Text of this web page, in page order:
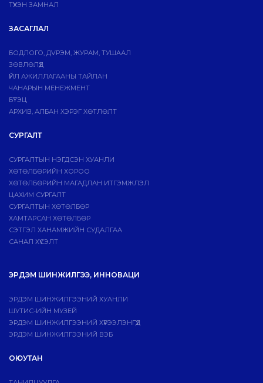
ТҮҮХЭН ЗАМНАЛ
ЗАСАГЛАЛ
БОДЛОГО, ДVРЭМ, ЖУРАМ, ТУШААЛ
ЗӨВЛӨЛҮҮД
ҮЙЛ АЖИЛЛАГААНЫ ТАЙЛАН
ЧАНАРЫН МЕНЕЖМЕНТ
БҮТЭЦ
АРХИВ, АЛБАН ХЭРЭГ ХӨТЛӨЛТ
СУРГАЛТ
СУРГАЛТЫН НЭГДСЭН ХУАНЛИ
ХӨТӨЛБӨРИЙН ХОРОО
ХӨТӨЛБӨРИЙН МАГАДЛАН ИТГЭМЖЛЭЛ
ЦАХИМ СУРГАЛТ
СУРГАЛТЫН ХӨТӨЛБӨР
ХАМТАРСАН ХӨТӨЛБӨР
СЭТГЭЛ ХАНАМЖИЙН СУДАЛГАА
САНАЛ ХҮСЭЛТ
ЭРДЭМ ШИНЖИЛГЭЭ, ИННОВАЦИ
ЭРДЭМ ШИНЖИЛГЭЭНИЙ ХУАНЛИ
ШУТИС-ИЙН МУЗЕЙ
ЭРДЭМ ШИНЖИЛГЭЭНИЙ ХҮРЭЭЛЭНГҮҮД
ЭРДЭМ ШИНЖИЛГЭЭНИЙ ВЭБ
ОЮУТАН